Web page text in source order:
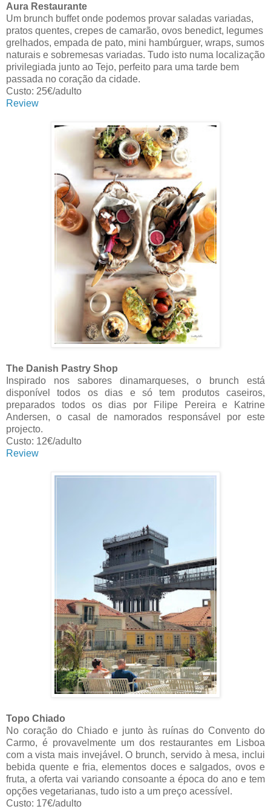
Aura Restaurante
Um brunch buffet onde podemos provar saladas variadas,
pratos quentes, crepes de camarão, ovos benedict, legumes
grelhados, empada de pato, mini hambúrguer, wraps, sumos
naturais e sobremesas variadas. Tudo isto numa localização
privilegiada junto ao Tejo, perfeito para uma tarde bem
passada no coração da cidade.
Custo: 25€/adulto
Review
The Danish Pastry Shop
Inspirado nos sabores dinamarqueses, o brunch está
disponível todos os dias e só tem produtos caseiros,
preparados todos os dias por Filipe Pereira e Katrine
Andersen, o casal de namorados responsável por este
projecto.
Custo: 12€/adulto
Review
Topo Chiado
No coração do Chiado e junto às ruínas do Convento do
Carmo, é provavelmente um dos restaurantes em Lisboa
com a vista mais invejável. O brunch, servido à mesa, inclui
bebida quente e fria, elementos doces e salgados, ovos e
fruta, a oferta vai variando consoante a época do ano e tem
opções vegetarianas, tudo isto a um preço acessível.
Custo: 17€/adulto